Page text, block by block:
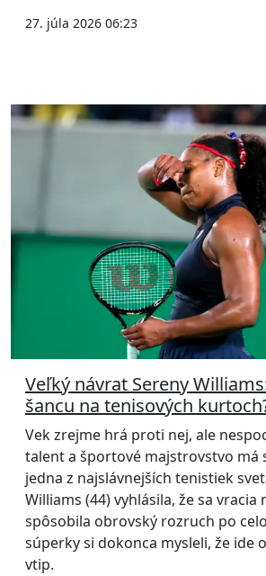
27. júla 2026 06:23
Veľký návrat Sereny
šancu na tenisových
Vek zrejme hrá proti nej, ale
talent a športové majstrovstvo má
jedna z najslávnejších tenistiek
Williams (44) vyhlásila, že sa vracia
spôsobila obrovský rozruch po
súperky si dokonca mysleli, že ide
vtip.